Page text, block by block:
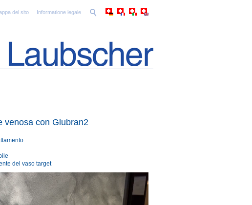
del sito Informatione legale
venosa con Glubran2
del vaso target